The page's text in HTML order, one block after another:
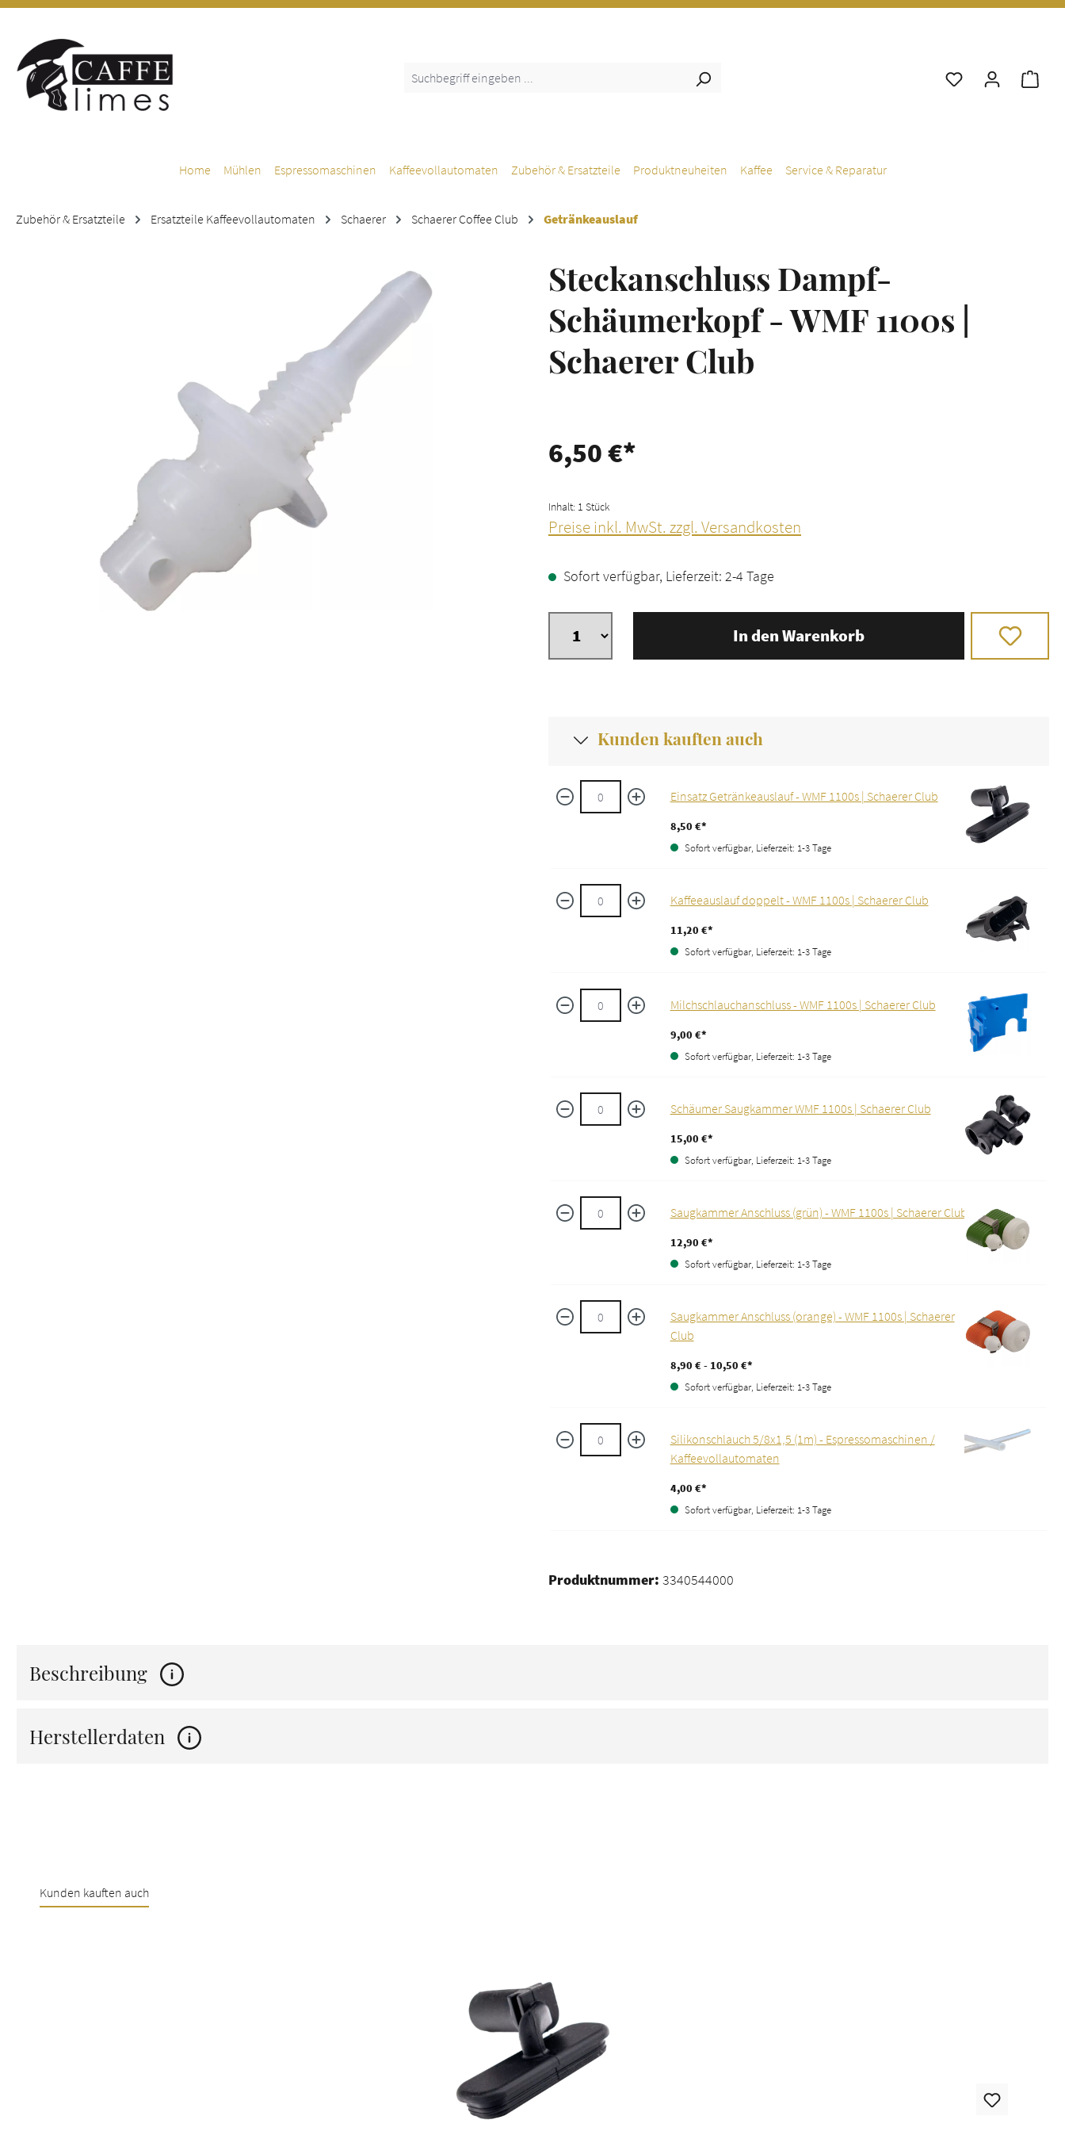
Home Mühlen Espressomaschinen Kaffeevollautomaten Zubehör & Ersatzteile Produktneuheiten Kaffee Service & Reparatur
Zubehör & Ersatzteile Ersatzteile Kaffeevollautomaten Schaerer Schaerer Coffee Club Getränkeauslauf
Steckanschluss Dampf-
Schäumerkopf - WMF 1100s |
Schaerer Club
6,50 €*
Inhalt: 1 Stück
Preise inkl. MwSt. zzgl. Versandkosten
Sofort verfügbar, Lieferzeit: 2-4 Tage
In den Warenkorb
Kunden kauften auch
Einsatz Getränkeauslauf - WMF 1100s | Schaerer Club
8,50 €*
Sofort verfügbar, Lieferzeit: 1-3 Tage
Kaffeeauslauf doppelt - WMF 1100s | Schaerer Club
11,20 €*
Sofort verfügbar, Lieferzeit: 1-3 Tage
Milchschlauchanschluss - WMF 1100s | Schaerer Club
9,00 €*
Sofort verfügbar, Lieferzeit: 1-3 Tage
Schäumer Saugkammer WMF 1100s | Schaerer Club
15,00 €*
Sofort verfügbar, Lieferzeit: 1-3 Tage
Saugkammer Anschluss (grün) - WMF 1100s | Schaerer Club
12,90 €*
Sofort verfügbar, Lieferzeit: 1-3 Tage
Saugkammer Anschluss (orange) - WMF 1100s | Schaerer
Club
8,90 € - 10,50 €*
Sofort verfügbar, Lieferzeit: 1-3 Tage
Silikonschlauch 5/8x1,5 (1m) - Espressomaschinen /
Kaffeevollautomaten
4,00 €*
Sofort verfügbar, Lieferzeit: 1-3 Tage
Produktnummer: 3340544000
Beschreibung
Herstellerdaten
Kunden kauften auch